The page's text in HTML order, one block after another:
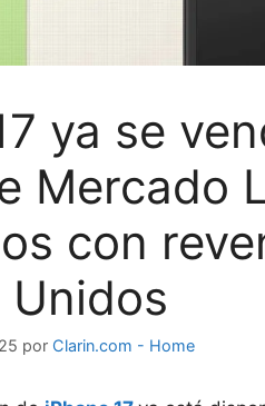
ya se
Mercado
con
Unidos
por Clarin.com - Home